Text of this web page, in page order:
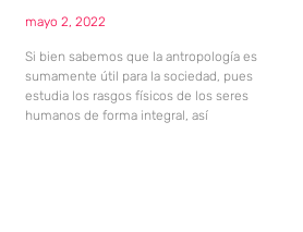
mayo 2, 2022
Si bien sabemos que la antropología es
sumamente útil para la sociedad, pues
estudia los rasgos físicos de los seres
humanos de forma integral, así